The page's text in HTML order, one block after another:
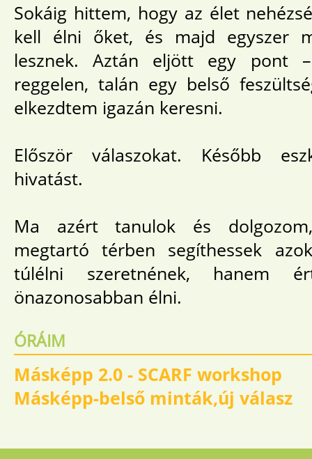
Sokáig hittem, hogy az élet
kell élni őket, és majd egyszer
lesznek. Aztán eljött egy pont
reggelen, talán egy belső
elkezdtem igazán keresni.
Először válaszokat. Később
hivatást.
Ma azért tanulok és
megtartó térben segíthessek
túlélni szeretnének, hanem
önazonosabban élni.
ÓRÁIM
Másképp 2.0 - SCARF workshop
Másképp-belső minták,új válasz